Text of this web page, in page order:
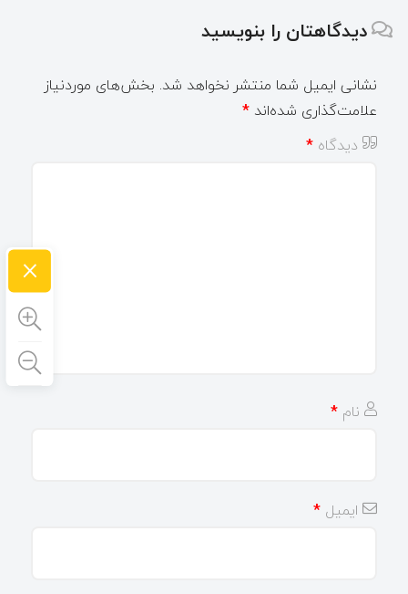
دیدگاهتان را بنویسید
نشانی ایمیل شما منتشر نخواهد شد. بخش‌های موردنیاز
علامت‌گذاری شده‌اند *
دیدگاه *
نام *
ایمیل *
×